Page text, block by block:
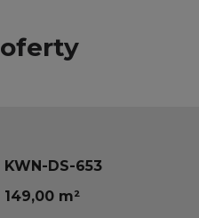
oferty
KWN-DS-653
149,00 m²